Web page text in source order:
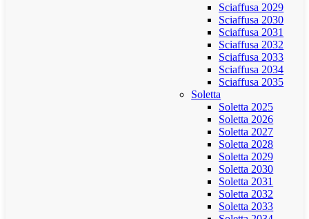
Sciaffusa 2029
Sciaffusa 2030
Sciaffusa 2031
Sciaffusa 2032
Sciaffusa 2033
Sciaffusa 2034
Sciaffusa 2035
Soletta
Soletta 2025
Soletta 2026
Soletta 2027
Soletta 2028
Soletta 2029
Soletta 2030
Soletta 2031
Soletta 2032
Soletta 2033